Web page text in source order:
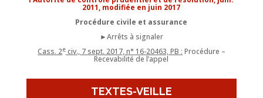
2011, modifiée en juin 2017
Procédure civile et assurance
►Arrêts à signaler
Cass. 2eciv., 7 sept. 2017, n° 16-20463, PB : Procédure –
Recevabilité de l’appel
TEXTES-VEILLE